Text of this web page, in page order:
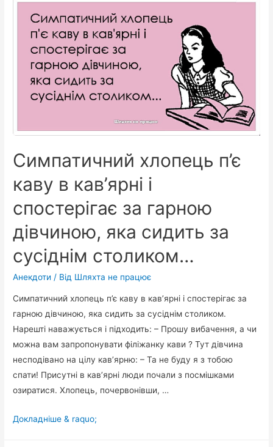
Чуєш,
взагалі
слухаєш,
я
вже
годину
вповідаю?!.
Симпатичний хлопець п’є
каву в кав’ярні і
спостерігає за гарною
дівчиною, яка сидить за
сусіднім столиком…
Анекдоти / Від Шляхта не працює
Симпатичний хлопець п’є каву в кав’ярні і спостерігає за
гарною дівчиною, яка сидить за сусіднім столиком.
Нарешті наважується і підходить: – Прошу вибачення, а чи
можна вам запропонувати філіжанку кави ? Тут дівчина
несподівано на цілу кав’ярню: – Та не буду я з тобою
спати! Присутні в кав’ярні люди почали з посмішками
озиратися. Хлопець, почервонівши, …
Симпатичний
Докладніше & raquo;